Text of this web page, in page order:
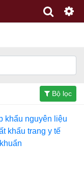
Bộ lọc